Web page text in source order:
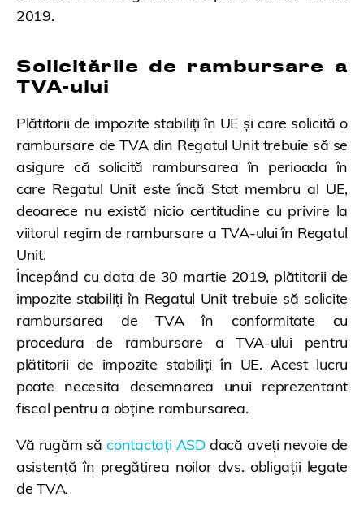
2019.
Solicitările de rambursare a
TVA-ului
Plătitorii de impozite stabiliți în UE și care solicită o
rambursare de TVA din Regatul Unit trebuie să se
asigure că solicită rambursarea în perioada în
care Regatul Unit este încă Stat membru al UE,
deoarece nu există nicio certitudine cu privire la
viitorul regim de rambursare a TVA-ului în Regatul
Unit.
Începând cu data de 30 martie 2019, plătitorii de
impozite stabiliți în Regatul Unit trebuie să solicite
rambursarea de TVA în conformitate cu
procedura de rambursare a TVA-ului pentru
plătitorii de impozite stabiliți în UE. Acest lucru
poate necesita desemnarea unui reprezentant
fiscal pentru a obține rambursarea.
Vă rugăm săcontactați ASDdacă aveți nevoie de
asistență în pregătirea noilor dvs. obligații legate
de TVA.